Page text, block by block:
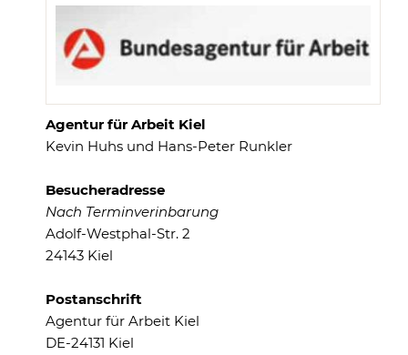
Agentur für Arbeit Kiel
Kevin Huhs und Hans-Peter Runkler
Besucheradresse
Nach Terminverinbarung
Adolf-Westphal-Str. 2
24143 Kiel
Postanschrift
Agentur für Arbeit Kiel
DE-24131 Kiel